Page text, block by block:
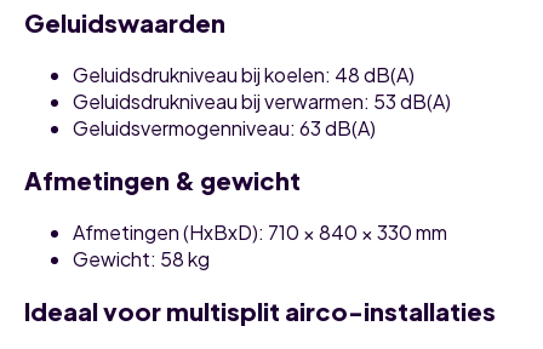
Geluidswaarden
Geluidsdrukniveau bij koelen: 48 dB(A)
Geluidsdrukniveau bij verwarmen: 53 dB(A)
Geluidsvermogenniveau: 63 dB(A)
Afmetingen & gewicht
Afmetingen (HxBxD): 710 × 840 × 330 mm
Gewicht: 58 kg
Ideaal voor multisplit airco-installaties